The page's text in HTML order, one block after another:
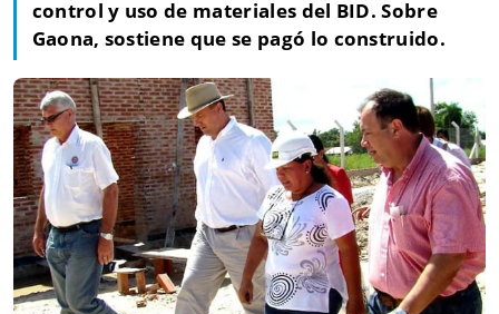
control y uso de materiales del BID. Sobre
Gaona, sostiene que se pagó lo construido.